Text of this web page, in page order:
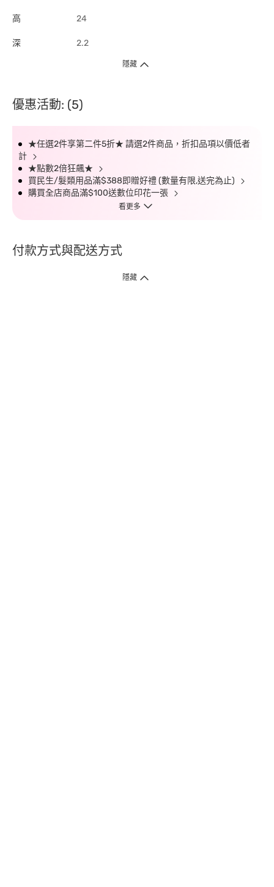
高 24
深 2.2
隱藏
優惠活動: (5)
★任選2件享第二件5折★ 請選2件商品，折扣品項以價低者
計
★點數2倍狂飆★
買民生/髮類用品滿$388即贈好禮 (數量有限,送完為止)
購買全店商品滿$100送數位印花一張
看更多
付款方式與配送方式
隱藏